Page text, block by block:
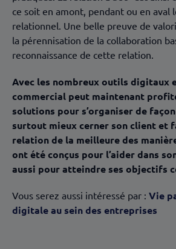
ce soit en amont, pendant ou en aval
relationnel. Une belle preuve de
la pérennisation de la collaboration
reconnaissance de cette relation.
Avec les nombreux outils digitaux
commercial peut maintenant
solutions pour s’organiser de
surtout mieux cerner son client et
relation de la meilleure des
ont été conçus pour l’aider dans
aussi pour atteindre ses objectifs
Vous serez aussi intéressé par : Vie
digitale au sein des entreprises